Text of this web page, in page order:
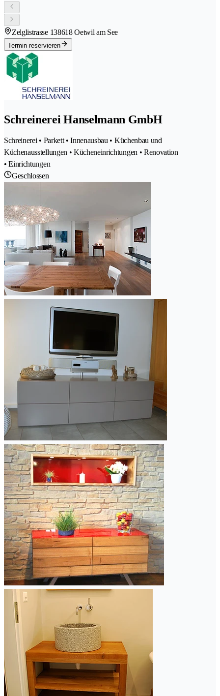
Zelglistrasse 138618 Oetwil am See
Termin reservieren
Schreinerei Hanselmann GmbH
Schreinerei • Parkett • Innenausbau • Küchenbau und
Küchenausstellungen • Kücheneinrichtungen • Renovation
• Einrichtungen
Geschlossen